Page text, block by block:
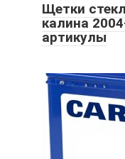
Щетки
калина
артикулы